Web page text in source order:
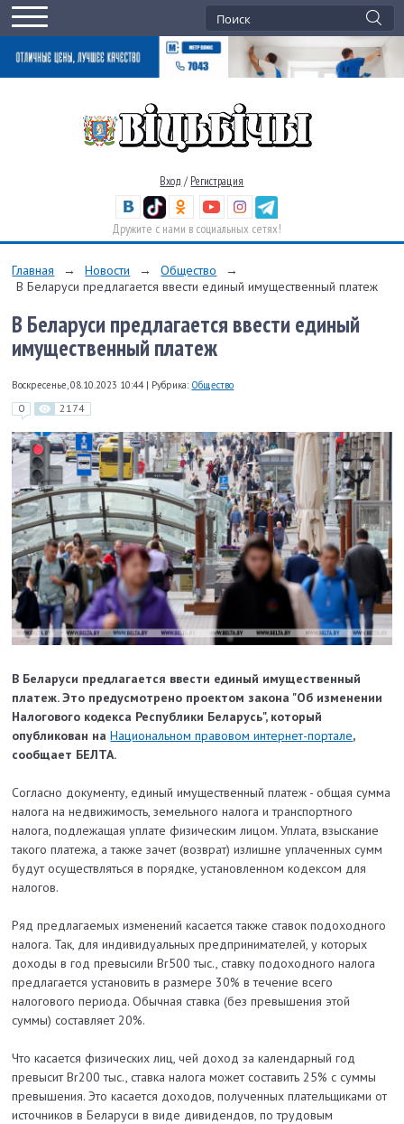
Вход / Регистрация
Дружите с нами в социальных сетях!
Главная → Новости → Общество
→
В Беларуси предлагается ввести единый имущественный платеж
В Беларуси предлагается ввести единый
имущественный платеж
Воскресенье, 08.10.2023 10:44 | Рубрика: Общество
0 2174
В Беларуси предлагается ввести единый имущественный
платеж. Это предусмотрено проектом закона "Об изменении
Налогового кодекса Республики Беларусь", который
опубликован наНациональном правовом интернет-портале,
сообщает БЕЛТА.
Согласно документу, единый имущественный платеж - общая сумма
налога на недвижимость, земельного налога и транспортного
налога, подлежащая уплате физическим лицом. Уплата, взыскание
такого платежа, а также зачет (возврат) излишне уплаченных сумм
будут осуществляться в порядке, установленном кодексом для
налогов.
Ряд предлагаемых изменений касается также ставок подоходного
налога. Так, для индивидуальных предпринимателей, у которых
доходы в год превысили Br500 тыс., ставку подоходного налога
предлагается установить в размере 30% в течение всего
налогового периода. Обычная ставка (без превышения этой
суммы) составляет 20%.
Что касается физических лиц, чей доход за календарный год
превысит Br200 тыс., ставка налога может составить 25% с суммы
превышения. Это касается доходов, полученных плательщиками от
источников в Беларуси в виде дивидендов, по трудовым